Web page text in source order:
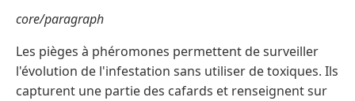
core/paragraph
Les pièges à phéromones permettent de surveiller
l'évolution de l'infestation sans utiliser de toxiques. Ils
capturent une partie des cafards et renseignent sur